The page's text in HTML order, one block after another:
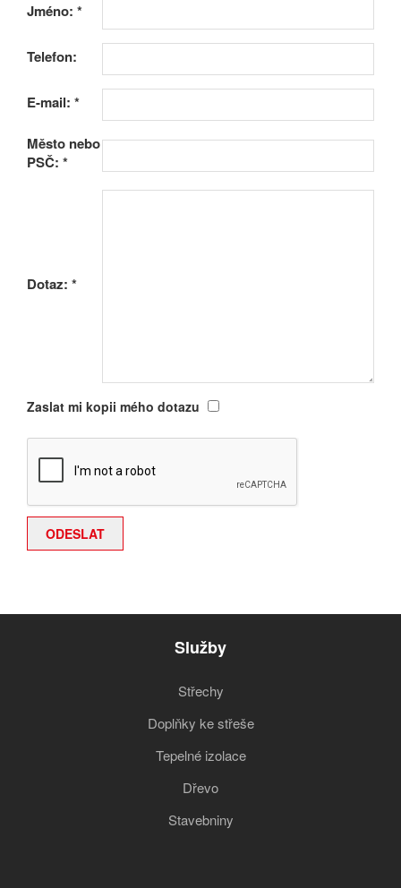
Jméno: *
Telefon:
E-mail: *
Město nebo
PSČ: *
Dotaz: *
Zaslat mi kopii mého dotazu
Služby
Střechy
Doplňky ke střeše
Tepelné izolace
Dřevo
Stavebniny